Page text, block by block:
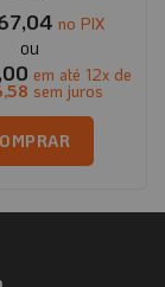
no PIX
em até 12x de
sem juros